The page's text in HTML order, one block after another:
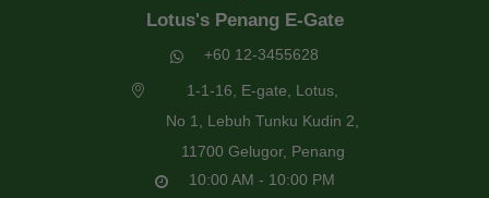
Lotus's Penang E-Gate
+60 12-3455628
1-1-16, E-gate, Lotus,
No 1, Lebuh Tunku Kudin 2,
11700 Gelugor, Penang
10:00 AM - 10:00 PM